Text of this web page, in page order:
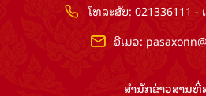
ໂທລະສັບ: 021336111 -
ອີເມວ:
ສຳ​ນັກ​ຂ່າວ​ສານ​ທີ່​